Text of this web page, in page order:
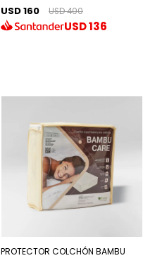
USD 160 USD 400
USD136
PROTECTOR COLCHÓN BAMBU